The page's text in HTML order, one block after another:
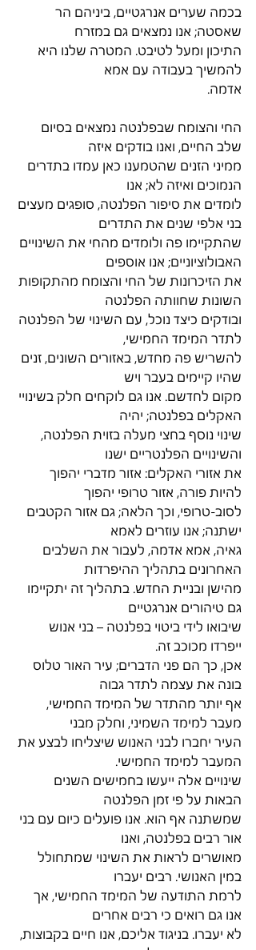
בכמה שערים אנרגטיים, ביניהם הר
שאסטה; אנו נמצאים גם במזרח
התיכון ומעל לטיבט. המטרה שלנו היא
להמשיך בעבודה עם אמא
אדמה.
החי והצומח שבפלנטה נמצאים בסיום
שלב החיים, ואנו בודקים איזה
ממיני הזנים שהטמענו כאן עמדו בתדרים
הנמוכים ואיזה לא; אנו
לומדים את סיפור הפלנטה, סופגים מעצים
בני אלפי שנים את התדרים
שהתקיימו פה ולומדים מהחי את השינויים
האבולוציוניים; אנו אוספים
את הזיכרונות של החי והצומח מהתקופות
השונות שחוותה הפלנטה
ובודקים כיצד נוכל, עם השינוי של הפלנטה
לתדר המימד החמישי,
להשריש פה מחדש, באזורים השונים, זנים
שהיו קיימים בעבר ויש
מקום לחדשם. אנו גם לוקחים חלק בשינויי
האקלים בפלנטה; יהיה
שינוי נוסף בחצי מעלה בזוית הפלנטה,
והשינויים הפלנטריים ישנו
את אזורי האקלים: אזור מדברי יהפוך
להיות פורה, אזור טרופי יהפוך
לסוב-טרופי, וכך הלאה; גם אזור הקטבים
ישתנה; אנו עוזרים לאמא
גאיה, אמא אדמה, לעבור את השלבים
האחרונים בתהליך ההיפרדות
מהישן ובניית החדש. בתהליך זה יתקיימו
גם טיהורים אנרגטיים
שיבואו לידי ביטוי בפלנטה – בני אנוש
ייפרדו מכוכב זה.
אכן, כך הם פני הדברים; עיר האור טלוס
בונה את עצמה לתדר גבוה
אף יותר מהתדר של המימד החמישי,
מעבר למימד השמיני, וחלק מבני
העיר יחברו לבני האנוש שיצליחו לבצע את
המעבר למימד החמישי.
שינויים אלה ייעשו בחמישים השנים
הבאות על פי זמן הפלנטה
שמשתנה אף הוא. אנו פועלים כיום עם בני
אור רבים בפלנטה, ואנו
מאושרים לראות את השינוי שמתחולל
במין האנושי. רבים יעברו
לרמת התודעה של המימד החמישי, אך
אנו גם רואים כי רבים אחרים
לא יעברו. בניגוד אליכם, אנו חיים בקבוצות,